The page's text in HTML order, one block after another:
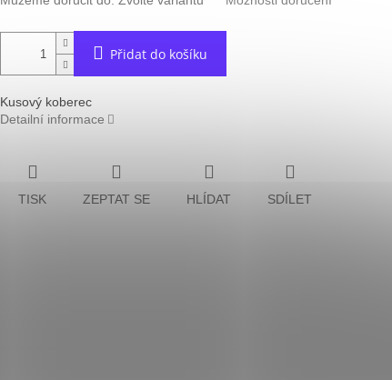
Přidat do košíku
Kusový koberec
Detailní informace
TISK ZEPTAT SE HLÍDAT SDÍLET